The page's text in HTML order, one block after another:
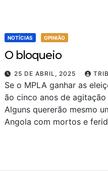
NOTÍCIAS OPINIÃO
O bloqueio
25 DE ABRIL, 2025
Se o MPLA ganhar as
ão cinco anos de
Alguns quererão mesmo
Angola com mortos e